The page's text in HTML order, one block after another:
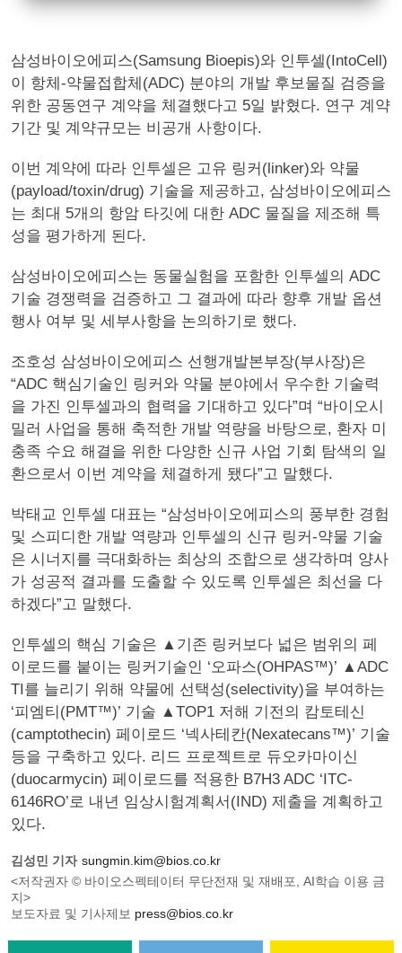
삼성바이오에피스(Samsung Bioepis)와 인투셀(IntoCell)
이 항체-약물접합체(ADC) 분야의 개발 후보물질 검증을
위한 공동연구 계약을 체결했다고 5일 밝혔다. 연구 계약
기간 및 계약규모는 비공개 사항이다.
이번 계약에 따라 인투셀은 고유 링커(linker)와 약물
(payload/toxin/drug) 기술을 제공하고, 삼성바이오에피스
는 최대 5개의 항암 타깃에 대한 ADC 물질을 제조해 특
성을 평가하게 된다.
삼성바이오에피스는 동물실험을 포함한 인투셀의 ADC
기술 경쟁력을 검증하고 그 결과에 따라 향후 개발 옵션
행사 여부 및 세부사항을 논의하기로 했다.
조호성 삼성바이오에피스 선행개발본부장(부사장)은
“ADC 핵심기술인 링커와 약물 분야에서 우수한 기술력
을 가진 인투셀과의 협력을 기대하고 있다”며 “바이오시
밀러 사업을 통해 축적한 개발 역량을 바탕으로, 환자 미
충족 수요 해결을 위한 다양한 신규 사업 기회 탐색의 일
환으로서 이번 계약을 체결하게 됐다”고 말했다.
박태교 인투셀 대표는 “삼성바이오에피스의 풍부한 경험
및 스피디한 개발 역량과 인투셀의 신규 링커-약물 기술
은 시너지를 극대화하는 최상의 조합으로 생각하며 양사
가 성공적 결과를 도출할 수 있도록 인투셀은 최선을 다
하겠다”고 말했다.
인투셀의 핵심 기술은 ▲기존 링커보다 넓은 범위의 페
이로드를 붙이는 링커기술인 ‘오파스(OHPAS™)’ ▲ADC
TI를 늘리기 위해 약물에 선택성(selectivity)을 부여하는
‘피엠티(PMT™)’ 기술 ▲TOP1 저해 기전의 캄토테신
(camptothecin) 페이로드 ‘넥사테칸(Nexatecans™)’ 기술
등을 구축하고 있다. 리드 프로젝트로 듀오카마이신
(duocarmycin) 페이로드를 적용한 B7H3 ADC ‘ITC-
6146RO’로 내년 임상시험계획서(IND) 제출을 계획하고
있다.
김성민 기자 sungmin.kim@bios.co.kr
<저작권자 © 바이오스펙테이터 무단전재 및 재배포, AI학습 이용 금
지>
보도자료 및 기사제보 press@bios.co.kr